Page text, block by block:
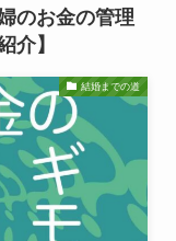
のお金の管理
介】
結婚までの道